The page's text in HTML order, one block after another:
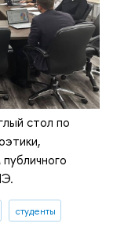
стол по
студенты